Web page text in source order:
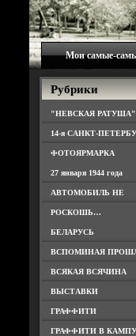
Мои самые-
Рубрики
"НЕВСКАЯ РАТУША"
14-я САНКТ-
ФОТОЯРМАРКА
27 января 1944 года
АВТОМОБИЛЬ НЕ
РОСКОШЬ…
БЕЛАРУСЬ
ВСПОМИНАЯ
ВСЯКАЯ ВСЯЧИНА
ВЫСТАВКИ
ГРАФФИТИ
ГРАФФИТИ В